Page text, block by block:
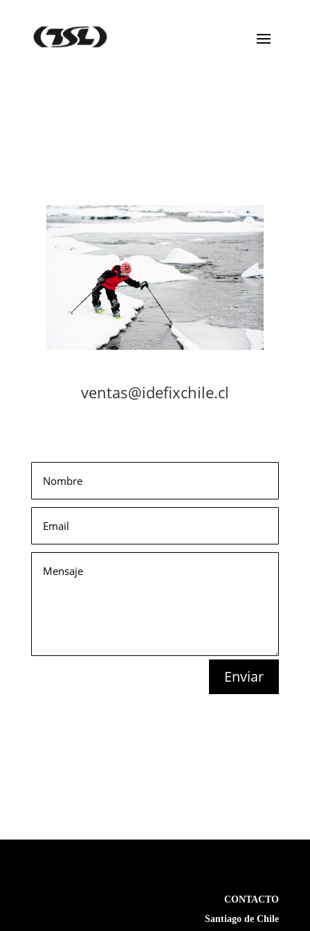
ventas@idefixchile.cl
Enviar
CONTACTO
Santiago de Chile